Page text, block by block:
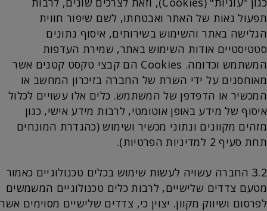
תפעול נאות של האתר ואבטחתו, לשם שיפור חווית
הגלישה באתר והשימוש בשירותים, איסוף נתונים
סטטיסטיים אודות השימוש באתר, שמירת העדפות
המשתמש וכדומה. Cookies הם קבצי טקסט קטנים אשר
מאוחסנים על ידי השרת של החברה בזיכרון המחשב או
המכשיר או הדפדפן של המשתמש. כלים אלו עשויים לכלול
איסוף של מידע באופן אוטומטי, לרבות מידע אישי, כגון
מזהים מקוונים ונתוני מכשיר ושימוש (כהגדרת המונחים
תחת סעיף 2 למדיניות הפרטיות).
3.2 החברה עשויה לעשות שימוש בכלים טכנולוגיים כאמור
מטעם צדדים שלישיים, לרבות כלים טכנולוגיים המשמשים
לפרסום ושיווק מקוון. יצוין כי, צדדים שלישיים מסוימים אשר